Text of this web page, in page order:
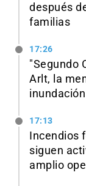
después
familias
17:26
"Segundo
Arlt, la
inundación
17:13
Incendios
siguen
amplio